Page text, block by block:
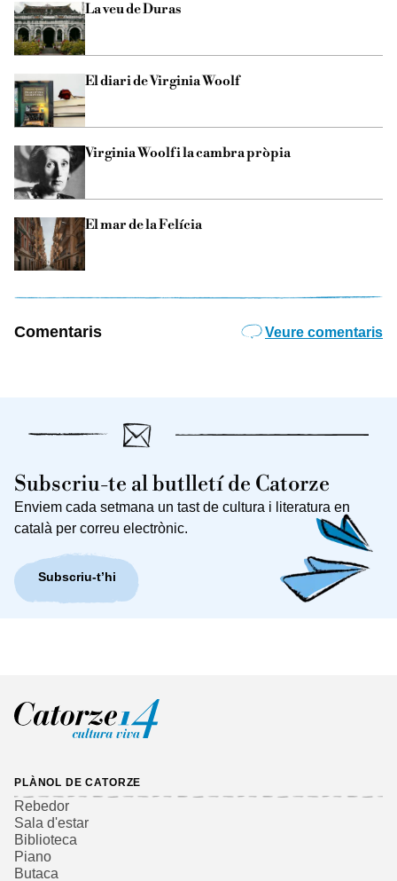
La veu de Duras
El diari de Virginia Woolf
Virginia Woolf i la cambra pròpia
El mar de la Felícia
Comentaris Veure comentaris
Subscriu-te al butlletí de Catorze
Enviem cada setmana un tast de cultura i literatura en
català per correu electrònic.
Subscriu-t’hi
PLÀNOL DE CATORZE
Rebedor
Sala d'estar
Biblioteca
Piano
Butaca